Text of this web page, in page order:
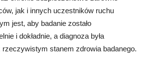
jak i innych uczestników ruchu
jest, aby badanie zostało
i dokładnie, a diagnoza była
rzeczywistym stanem zdrowia badanego.